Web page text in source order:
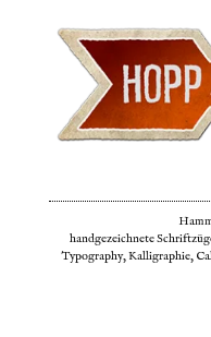
handgezeichnete
Typography, Kalligraphie,